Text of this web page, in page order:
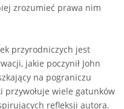
zrozumieć prawa nim
przyrodniczych jest
jakie poczynił John
na pograniczu
przywołuje wiele gatunków
refleksji autora.